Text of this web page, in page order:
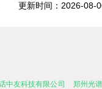
更新时间：2026-08-
中友科技有限公司 郑州光